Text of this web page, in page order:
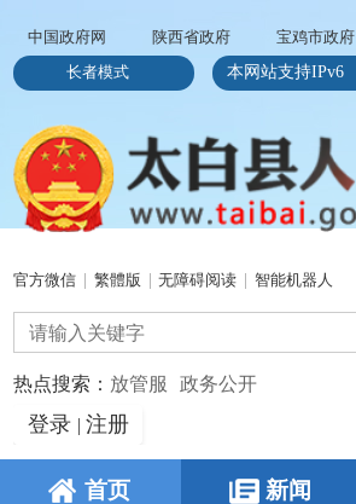
中国政府网 陕西省政府
宝鸡市政府
长者模式
本网站支持IPv6
官方微信 繁體版 无障碍阅读 智能机器人
热点搜索： 放管服 政务公开
登录 注册
首页 新闻